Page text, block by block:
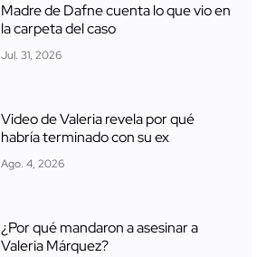
Madre de Dafne cuenta lo que vio en
la carpeta del caso
Jul. 31, 2026
Video de Valeria revela por qué
habría terminado con su ex
Ago. 4, 2026
¿Por qué mandaron a asesinar a
Valeria Márquez?